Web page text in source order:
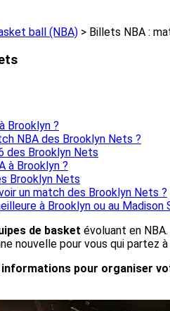
ball (NBA) > Billets NBA :
Brooklyn ?
NBA des Brooklyn Nets ?
des Brooklyn Nets
à Brooklyn ?
Brooklyn Nets
un match des Brooklyn Nets ?
à Brooklyn ou au Madison
de basket évoluant en
nouvelle pour vous qui partez
pour organiser